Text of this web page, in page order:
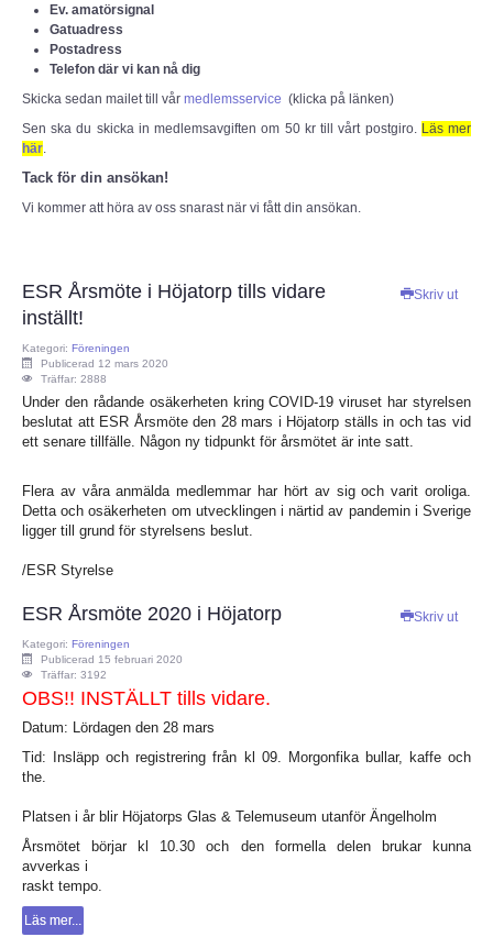
NRAU
Föreningar
SENASTE
Nyheter
ESR-Nyheterna
Satellitnyheter AMSAT
DX-bulletin från ARRL
Bulletiner från ARRL
Nyheter utifrån
Vågutbredningsprognoser
MEDLEM
Historiska avdelningen
WS Set No 19
Bildarkiv SM4XL
Medlemsansökan
Ev. amatörsignal
Gatuadress
Postadress
Telefon där vi kan nå dig
Skicka sedan mailet till vår medlemsservice (klicka på länken)
Sen ska du skicka in medlemsavgiften om 50 kr till vårt postgiro. Läs mer
här.
Tack för din ansökan!
Vi kommer att höra av oss snarast när vi fått din ansökan.
Skriv ut
ESR Årsmöte i Höjatorp tills vidare
inställt!
Kategori: Föreningen
Publicerad 12 mars 2020
Träffar: 2888
Under den rådande osäkerheten kring COVID-19 viruset har styrelsen
beslutat att ESR Årsmöte den 28 mars i Höjatorp ställs in och tas vid
ett senare tillfälle. Någon ny tidpunkt för årsmötet är inte satt.
Flera av våra anmälda medlemmar har hört av sig och varit oroliga.
Detta ochosäkerheten om utvecklingen i närtid av pandemin i Sverige
ligger till grund för styrelsens beslut.
/ESR Styrelse
Skriv ut
ESR Årsmöte 2020 i Höjatorp
Kategori: Föreningen
Publicerad 15 februari 2020
Träffar: 3192
OBS!! INSTÄLLT tills vidare.
Datum: Lördagen den 28 mars
Tid: Insläpp och registrering från kl 09. Morgonfika bullar, kaffe och
the.
Platsen i år blir Höjatorps Glas & Telemuseum utanför Ängelholm
Årsmötet börjar kl 10.30 och den formella delen brukar kunna
avverkas i
raskt tempo.
Läs mer...